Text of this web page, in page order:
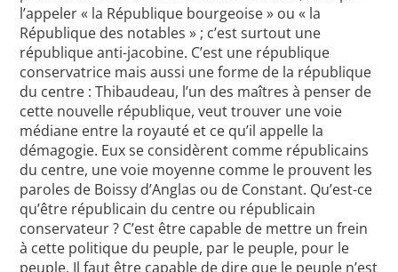
l’appeler « la République bourgeoise » ou « la
République des notables » ; c’est surtout une
république anti-jacobine. C’est une république
conservatrice mais aussi une forme de la république
du centre : Thibaudeau, l’un des maîtres à penser de
cette nouvelle république, veut trouver une voie
médiane entre la royauté et ce qu’il appelle la
démagogie. Eux se considèrent comme républicains
du centre, une voie moyenne comme le prouvent les
paroles de Boissy d’Anglas ou de Constant. Qu’est-ce
qu’être républicain du centre ou républicain
conservateur ? C’est être capable de mettre un frein
à cette politique du peuple, par le peuple, pour le
peuple. Il faut être capable de dire que le peuple n’est